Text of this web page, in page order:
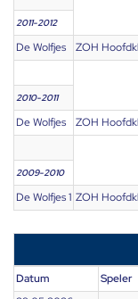
2011-2012
De Wolfjes ZOH
2010-2011
De Wolfjes ZOH
2009-2010
De Wolfjes 1 ZOH
Datum Speler